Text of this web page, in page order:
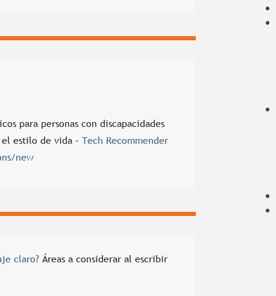
para personas con discapacidades
estilo de vida – Tech Recommender
new
claro? Áreas a considerar al escribir